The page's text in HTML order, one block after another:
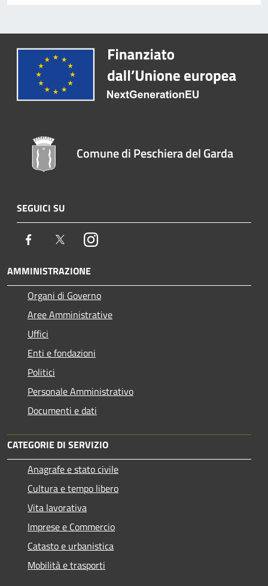
Comune di Peschiera del Garda
SEGUICI SU
Facebook TwitterInstagram
AMMINISTRAZIONE
Organi di Governo
Aree Amministrative
Uffici
Enti e fondazioni
Politici
Personale Amministrativo
Documenti e dati
CATEGORIE DI SERVIZIO
Anagrafe e stato civile
Cultura e tempo libero
Vita lavorativa
Imprese e Commercio
Catasto e urbanistica
Mobilità e trasporti